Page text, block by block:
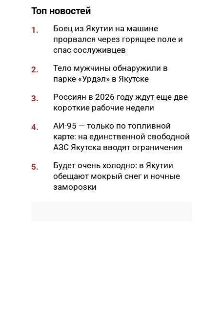
тысяч заявлений на получение
земельных участков
«Точка будущего. Якутия»:
самый масштабный
образовательный проект на
вечной мерзлоте
17:22
47 участников из арктических
районов Якутии объединил XI
Молодежный Суглан в
Октемцах
Гороскоп на выходные 8 и 9
августа 2026 года
17:09
Объемы заправки
увеличились в Южной Якутии
после повышения суточных
Топ новостей
1.
Боец из Якутии на машине
прорвался через горящее поле и
спас сослуживцев
2.
Тело мужчины обнаружили в
парке «Урдэл» в Якутске
3.
Россиян в 2026 году ждут еще две
короткие рабочие недели
4.
АИ-95 — только по топливной
карте: на единственной свободной
АЗС Якутска вводят ограничения
5.
Будет очень холодно: в Якутии
обещают мокрый снег и ночные
заморозки